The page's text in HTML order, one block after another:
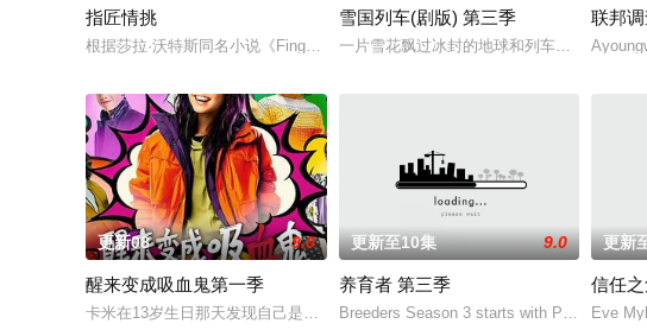
指匠情挑
根据莎拉·沃特斯同名小说《Fingersmith》改编而成。
雪国列车(剧版) 第三季
一片雪花飘过冰封的地球和列车，刚刚得到
联邦
更新08 9.0
醒来变成吸血鬼第一季
卡米在13岁生日那天发现自己是半人类半吸血鬼，而她的神秘力量让中学生活变
更新至10集 9.0
养育者 第三季
Breeders Season 3 starts with Paul having
更新
信任
Eve